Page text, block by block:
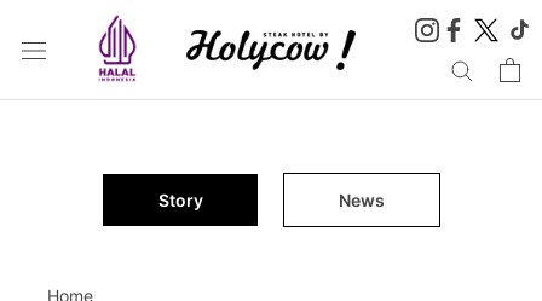
Story News
Home